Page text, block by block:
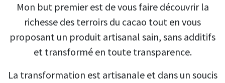
Mon but premier est de vous faire découvrir la
richesse des terroirs du cacao tout en vous
proposant un produit artisanal sain, sans additifs
et transformé en toute transparence.
La transformation est artisanale et dans un soucis